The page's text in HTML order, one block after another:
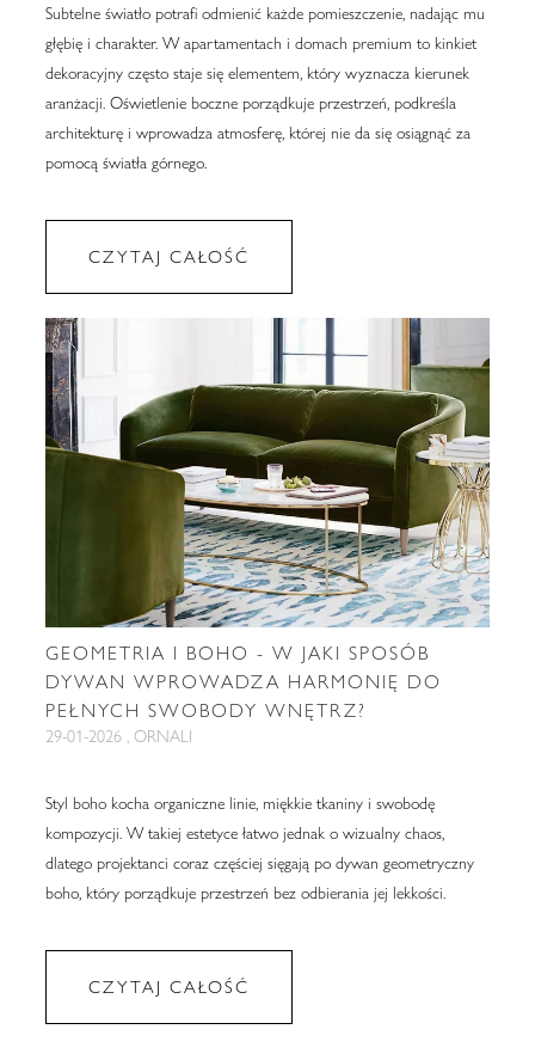
Subtelne światło potrafi odmienić każde pomieszczenie, nadając mu
głębię i charakter. W apartamentach i domach premium to kinkiet
dekoracyjny często staje się elementem, który wyznacza kierunek
aranżacji. Oświetlenie boczne porządkuje przestrzeń, podkreśla
architekturę i wprowadza atmosferę, której nie da się osiągnąć za
pomocą światła górnego.
CZYTAJ CAŁOŚĆ
GEOMETRIA I BOHO - W JAKI SPOSÓB
DYWAN WPROWADZA HARMONIĘ DO
PEŁNYCH SWOBODY WNĘTRZ?
29-01-2026 , ORNALI
Styl boho kocha organiczne linie, miękkie tkaniny i swobodę
kompozycji. W takiej estetyce łatwo jednak o wizualny chaos,
dlatego projektanci coraz częściej sięgają po dywan geometryczny
boho, który porządkuje przestrzeń bez odbierania jej lekkości.
CZYTAJ CAŁOŚĆ